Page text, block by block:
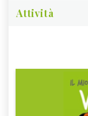
Attività